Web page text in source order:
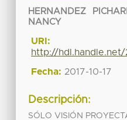
HERNANDEZ
NANCY
URI:
http://
Fecha: 2017-10-17
Descripción:
SÓLO VISIÓN